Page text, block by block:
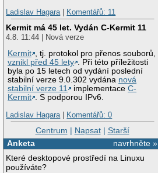
Ladislav Hagara| Komentářů: 11
Kermit má 45 let. Vydán C-Kermit 11
4.8. 11:44 | Nová verze
Kermit , tj. protokol pro přenos souborů,
vznikl před 45 lety . Při této příležitosti
byla po 15 letech od vydání poslední
stabilní verze 9.0.302 vydána nová
stabilní verze 11
implementaceC-
Kermit . S podporou IPv6.
Ladislav Hagara| Komentářů: 0
Centrum | Napsat| Starší
navrhněte »
Anketa
Které desktopové prostředí na Linuxu
používáte?